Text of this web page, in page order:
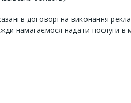
в договорі на виконання
намагаємося надати послуги в